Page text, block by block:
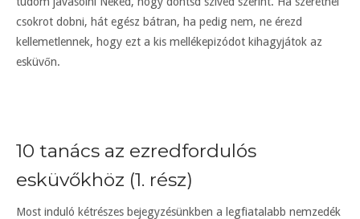
csokrot dobni, hát egész bátran, ha pedig nem, ne érezd
kellemetlennek, hogy ezt a kis mellékepizódot kihagyjátok az
esküvőn.
10 tanács az ezredfordulós
esküvőkhöz (1. rész)
Most induló kétrészes bejegyzésünkben a legfiatalabb nemzedék